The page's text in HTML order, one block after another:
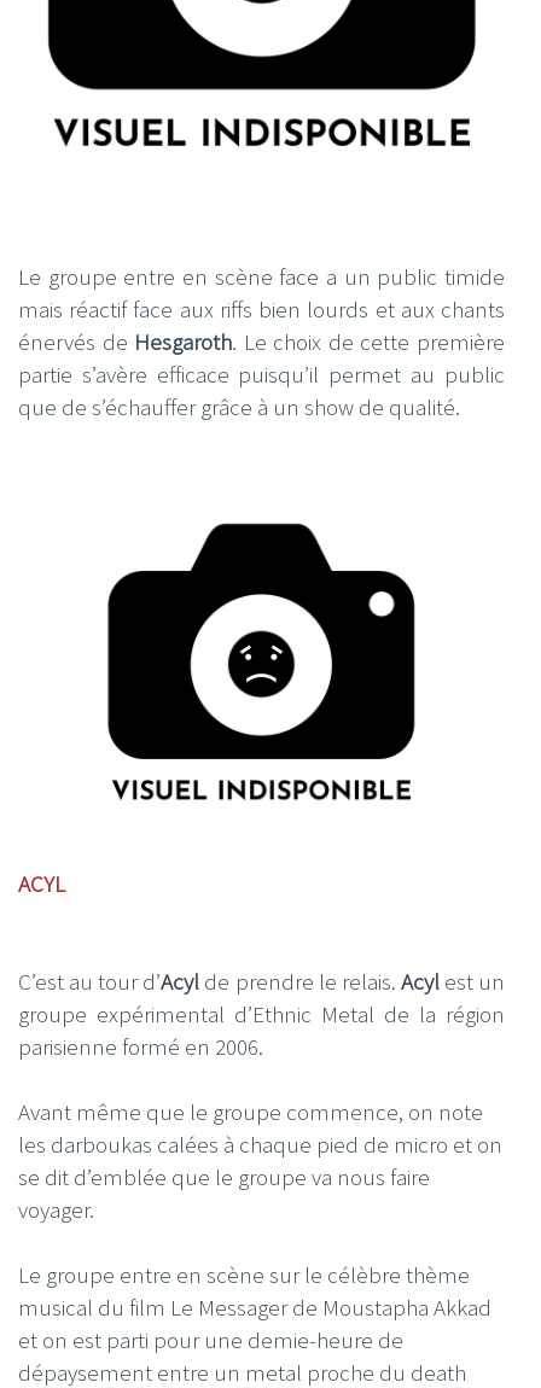
Le groupe entre en scène face a un public timide
mais réactif face aux riffs bien lourds et aux chants
énervés de Hesgaroth. Le choix de cette première
partie s’avère efficace puisqu’il permet au public
que de s’échauffer grâce à un show de qualité.
ACYL
C’est au tour d’Acyl de prendre le relais. Acylest un
groupe expérimental d’Ethnic Metal de la région
parisienne formé en 2006.
Avant même que le groupe commence, on note
les darboukas calées à chaque pied de micro et on
se dit d’emblée que le groupe va nous faire
voyager.
Le groupe entre en scène sur le célèbre thème
musical du film Le Messager de Moustapha Akkad
et on est parti pour une demie-heure de
dépaysement entre un metal proche du death